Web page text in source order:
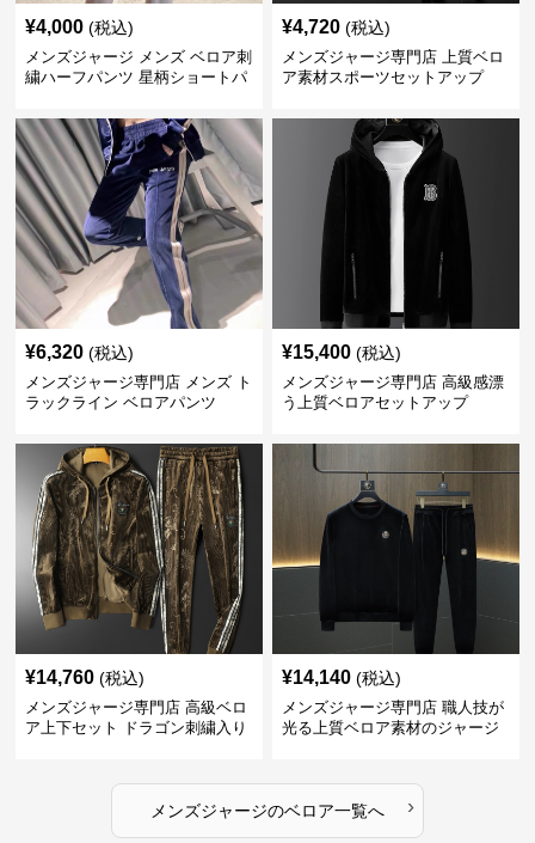
¥4,000 (税込)
メンズジャージ メンズ ベロア刺
繍ハーフパンツ 星柄ショートパ
¥4,720 (税込)
メンズジャージ専門店 上質ベロ
ア素材スポーツセットアップ
¥6,320 (税込)
メンズジャージ専門店 メンズ ト
ラックライン ベロアパンツ
¥15,400 (税込)
メンズジャージ専門店 高級感漂
う上質ベロアセットアップ
¥14,760 (税込)
メンズジャージ専門店 高級ベロ
ア上下セット ドラゴン刺繍入り
¥14,140 (税込)
メンズジャージ専門店 職人技が
光る上質ベロア素材のジャージ
メンズジャージのベロア一覧へ ›